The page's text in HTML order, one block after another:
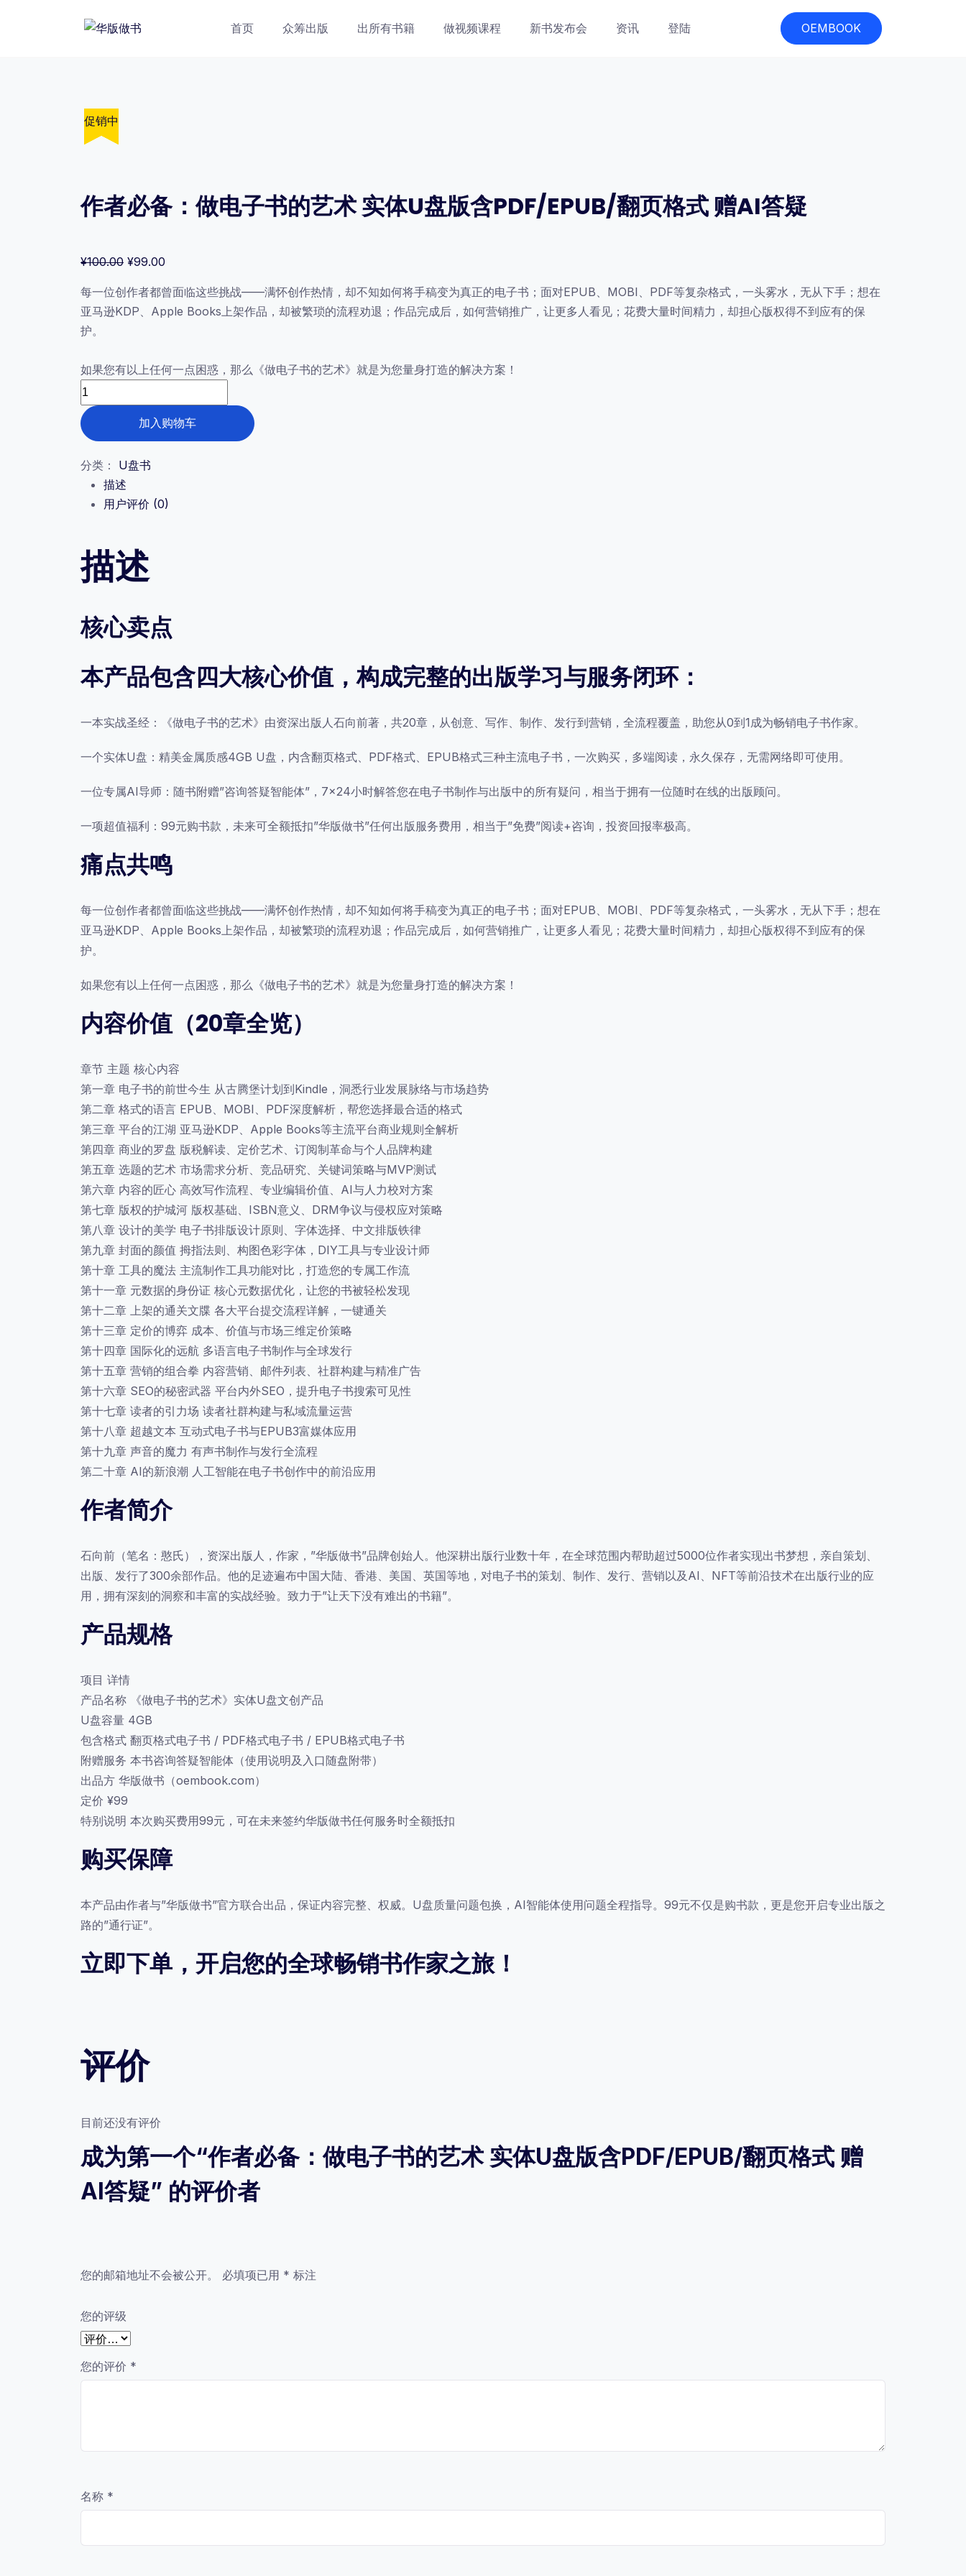
首页 众筹出版 出所有书籍 做视频课程 新书发布会 资讯 登陆 OEMBOOK
促销中
作者必备：做电子书的艺术 实体U盘版含PDF/EPUB/翻页格式 赠AI答疑
¥100.00 原
为：
¥100.00。
¥99.00
价
格
每一位创作者都曾面临这些挑战——满怀创作热情，却不知如何将手稿变为真正的电子书；面对EPUB、MOBI、PDF等复杂格式，一头雾水，无从下手；想在
亚马逊KDP、Apple Books上架作品，却被繁琐的流程劝退；作品完成后，如何营销推广，让更多人看见；花费大量时间精力，却担心版权得不到应有的保
护。
如果您有以上任何一点困惑，那么《做电子书的艺术》就是为您量身打造的解决方案！
作
者
必
做
艺
术
体
U
版
PDF/EPUB/
页
式
答
疑
量
加入购物车
分类： U盘书
描述
用户评价 (0)
描述
核心卖点
本产品包含四大核心价值，构成完整的出版学习与服务闭环：
一本实战圣经：《做电子书的艺术》由资深出版人石向前著，共20章，从创意、写作、制作、发行到营销，全流程覆盖，助您从0到1成为畅销电子书作家。
一个实体U盘：精美金属质感4GB U盘，内含翻页格式、PDF格式、EPUB格式三种主流电子书，一次购买，多端阅读，永久保存，无需网络即可使用。
一位专属AI导师：随书附赠”咨询答疑智能体”，7×24小时解答您在电子书制作与出版中的所有疑问，相当于拥有一位随时在线的出版顾问。
一项超值福利：99元购书款，未来可全额抵扣”华版做书”任何出版服务费用，相当于”免费”阅读+咨询，投资回报率极高。
痛点共鸣
每一位创作者都曾面临这些挑战——满怀创作热情，却不知如何将手稿变为真正的电子书；面对EPUB、MOBI、PDF等复杂格式，一头雾水，无从下手；想在
亚马逊KDP、Apple Books上架作品，却被繁琐的流程劝退；作品完成后，如何营销推广，让更多人看见；花费大量时间精力，却担心版权得不到应有的保
护。
如果您有以上任何一点困惑，那么《做电子书的艺术》就是为您量身打造的解决方案！
内容价值（20章全览）
章节 主题 核心内容
第一章 电子书的前世今生 从古腾堡计划到Kindle，洞悉行业发展脉络与市场趋势
第二章 格式的语言 EPUB、MOBI、PDF深度解析，帮您选择最合适的格式
第三章 平台的江湖 亚马逊KDP、Apple Books等主流平台商业规则全解析
第四章 商业的罗盘 版税解读、定价艺术、订阅制革命与个人品牌构建
第五章 选题的艺术 市场需求分析、竞品研究、关键词策略与MVP测试
第六章 内容的匠心 高效写作流程、专业编辑价值、AI与人力校对方案
第七章 版权的护城河 版权基础、ISBN意义、DRM争议与侵权应对策略
第八章 设计的美学 电子书排版设计原则、字体选择、中文排版铁律
第九章 封面的颜值 拇指法则、构图色彩字体，DIY工具与专业设计师
第十章 工具的魔法 主流制作工具功能对比，打造您的专属工作流
第十一章 元数据的身份证 核心元数据优化，让您的书被轻松发现
第十二章 上架的通关文牒 各大平台提交流程详解，一键通关
第十三章 定价的博弈 成本、价值与市场三维定价策略
第十四章 国际化的远航 多语言电子书制作与全球发行
第十五章 营销的组合拳 内容营销、邮件列表、社群构建与精准广告
第十六章 SEO的秘密武器 平台内外SEO，提升电子书搜索可见性
第十七章 读者的引力场 读者社群构建与私域流量运营
第十八章 超越文本 互动式电子书与EPUB3富媒体应用
第十九章 声音的魔力 有声书制作与发行全流程
第二十章 AI的新浪潮 人工智能在电子书创作中的前沿应用
作者简介
石向前（笔名：憨氏），资深出版人，作家，”华版做书”品牌创始人。他深耕出版行业数十年，在全球范围内帮助超过5000位作者实现出书梦想，亲自策划、
出版、发行了300余部作品。他的足迹遍布中国大陆、香港、美国、英国等地，对电子书的策划、制作、发行、营销以及AI、NFT等前沿技术在出版行业的应
用，拥有深刻的洞察和丰富的实战经验。致力于”让天下没有难出的书籍”。
产品规格
项目 详情
产品名称 《做电子书的艺术》实体U盘文创产品
U盘容量 4GB
包含格式 翻页格式电子书 / PDF格式电子书 / EPUB格式电子书
附赠服务 本书咨询答疑智能体（使用说明及入口随盘附带）
出品方 华版做书（oembook.com）
定价 ¥99
特别说明 本次购买费用99元，可在未来签约华版做书任何服务时全额抵扣
购买保障
本产品由作者与”华版做书”官方联合出品，保证内容完整、权威。U盘质量问题包换，AI智能体使用问题全程指导。99元不仅是购书款，更是您开启专业出版之
路的”通行证”。
立即下单，开启您的全球畅销书作家之旅！
评价
目前还没有评价
成为第一个“作者必备：做电子书的艺术 实体U盘版含PDF/EPUB/翻页格式 赠
AI答疑” 的评价者
您的邮箱地址不会被公开。 必填项已用 * 标注
您的评级
您的评价 *
名称 *
促销中
促销中
促销中
促销中